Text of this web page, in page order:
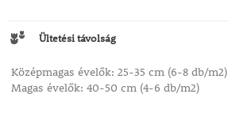
Ültetési távolság
Középmagas évelők: 25-35 cm (6-8 db/m2)
Magas évelők: 40-50 cm (4-6 db/m2)